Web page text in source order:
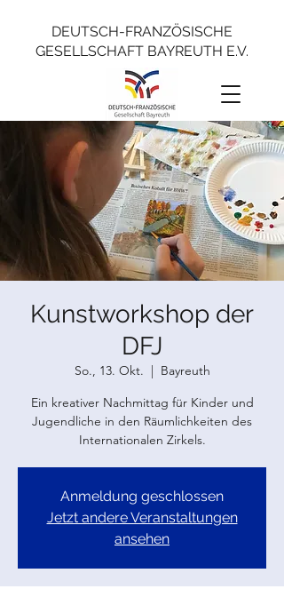
DEUTSCH-FRANZÖSISCHE
GESELLSCHAFT BAYREUTH E.V.
Kunstworkshop der
DFJ
So., 13. Okt.
  |
Bayreuth
Ein kreativer Nachmittag für Kinder und
Jugendliche in den Räumlichkeiten des
Internationalen Zirkels.
Anmeldung geschlossen
Jetzt andere Veranstaltungen
ansehen